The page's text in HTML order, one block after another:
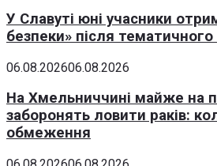
У Славуті юні учасники
безпеки» після тематичного
06.08.202606.08.2026
На Хмельниччині майже на
заборонять ловити раків:
обмеження